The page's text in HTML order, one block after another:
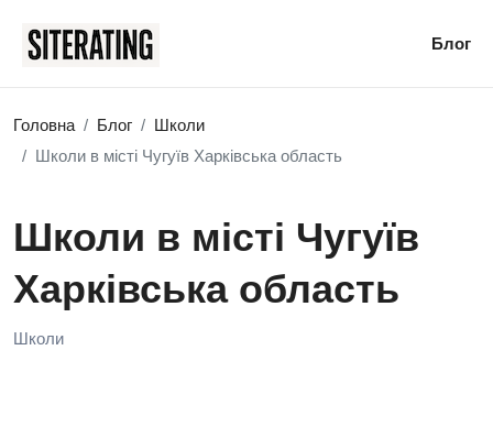
Блог
Головна Блог
Школи
Школи в місті Чугуїв Харківська область
Школи в місті Чугуїв
Харківська область
Школи